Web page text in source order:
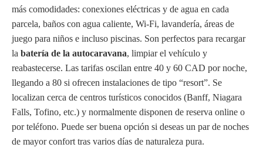
más comodidades: conexiones eléctricas y de agua en cada
parcela, baños con agua caliente, Wi-Fi, lavandería, áreas de
juego para niños e incluso piscinas. Son perfectos para recargar
la batería de la autocaravana, limpiar el vehículo y
reabastecerse. Las tarifas oscilan entre 40 y 60 CAD por noche,
llegando a 80 si ofrecen instalaciones de tipo “resort”. Se
localizan cerca de centros turísticos conocidos (Banff, Niagara
Falls, Tofino, etc.) y normalmente disponen de reserva online o
por teléfono. Puede ser buena opción si deseas un par de noches
de mayor confort tras varios días de naturaleza pura.